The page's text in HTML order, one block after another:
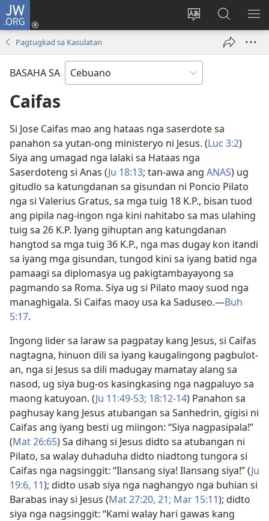
JW.ORG
Ilisi
pinulongan
sa
site
Log
ug
Pangitaa
sa
JW.ORG
Pagtugkad sa Kasulatan
BASAHA SA
Caifas
Si Jose Caifas mao ang hataas nga saserdote sa
panahon sa yutan-ong ministeryo ni Jesus. (Luc 3:2)
Siya ang umagad nga lalaki sa Hataas nga
Saserdoteng si Anas (Ju 18:13; tan-awa ang ANAS) ug
gitudlo sa katungdanan sa gisundan ni Poncio Pilato
nga si Valerius Gratus, sa mga tuig 18 K.P., bisan tuod
ang pipila nag-ingon nga kini nahitabo sa mas ulahing
tuig sa 26 K.P. Iyang gihuptan ang katungdanan
hangtod sa mga tuig 36 K.P., nga mas dugay kon itandi
sa iyang mga gisundan, tungod kini sa iyang batid nga
pamaagi sa diplomasya ug pakigtambayayong sa
pagmando sa Roma. Siya ug si Pilato maoy suod nga
managhigala. Si Caifas maoy usa ka Saduseo.​—Buh
5:17.
Ingong lider sa laraw sa pagpatay kang Jesus, si Caifas
nagtagna, hinuon dili sa iyang kaugalingong pagbulot-
an, nga si Jesus sa dili madugay mamatay alang sa
nasod, ug siya bug-os kasingkasing nga nagpaluyo sa
maong katuyoan. (Ju 11:49-53; 18:12-14) Panahon sa
paghusay kang Jesus atubangan sa Sanhedrin, gigisi ni
Caifas ang iyang besti ug miingon: “Siya nagpasipala!”
(Mat 26:65) Sa dihang si Jesus didto sa atubangan ni
Pilato, sa walay duhaduha didto niadtong tungora si
Caifas nga nagsinggit: “Ilansang siya! Ilansang siya!” (Ju
19:​6, 11); didto usab siya nga naghangyo nga buhian si
Barabas inay si Jesus (Mat 27:​20, 21; Mar 15:11); didto
siya nga nagsinggit: “Kami walay hari gawas kang